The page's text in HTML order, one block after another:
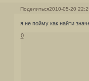
Поделиться2010-05-20
я не пойму как найти
0